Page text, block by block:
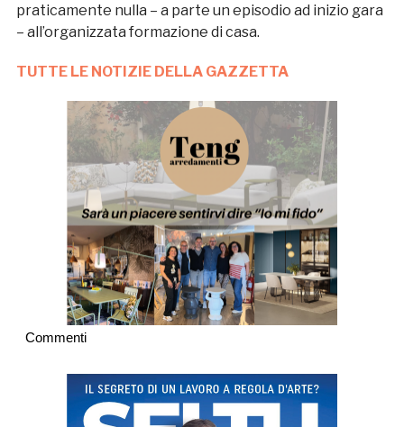
praticamente nulla – a parte un episodio ad inizio gara
– all’organizzata formazione di casa.
TUTTE LE NOTIZIE DELLA GAZZETTA
Commenti